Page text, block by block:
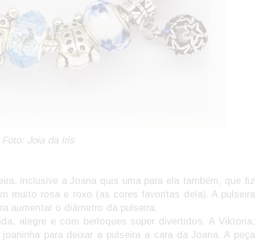
Foto: Joia da Iris
inclusive a Joana quis uma para ela também, que fiz
muito rosa e roxo (as cores favoritas dela). A pulseira
aumentar o diâmetro da pulseira.
alegre e com berloques super divertidos. A Viktoria,
para deixar a pulseira a cara da Joana. A peça